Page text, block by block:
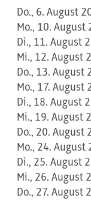
Do., 6. August
Mo., 10.
Di., 11. August
Mi., 12. August
Do., 13. August
Mo., 17. August
Di., 18. August
Mi., 19. August
Do., 20. August
Mo., 24.
Di., 25. August
Mi., 26. August
Do., 27. August